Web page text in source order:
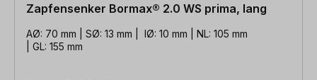
Zapfensenker Bormax® 2.0 WS prima, lang
AØ: 70 mm | SØ: 13 mm | IØ: 10 mm | NL: 105 mm
| GL: 155 mm